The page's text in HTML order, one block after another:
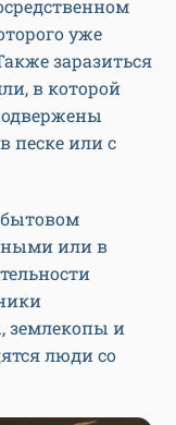
уже
заразиться
в которой
песке или с
бытовом
или в
землекопы и
люди со